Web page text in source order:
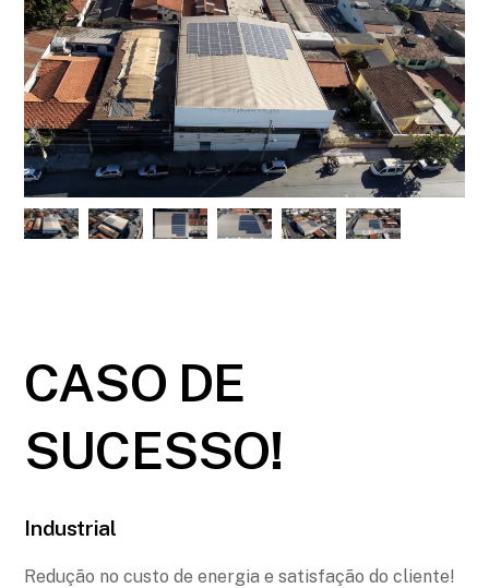
CASO DE
SUCESSO!
Industrial
Redução no custo de energia e satisfação do cliente!